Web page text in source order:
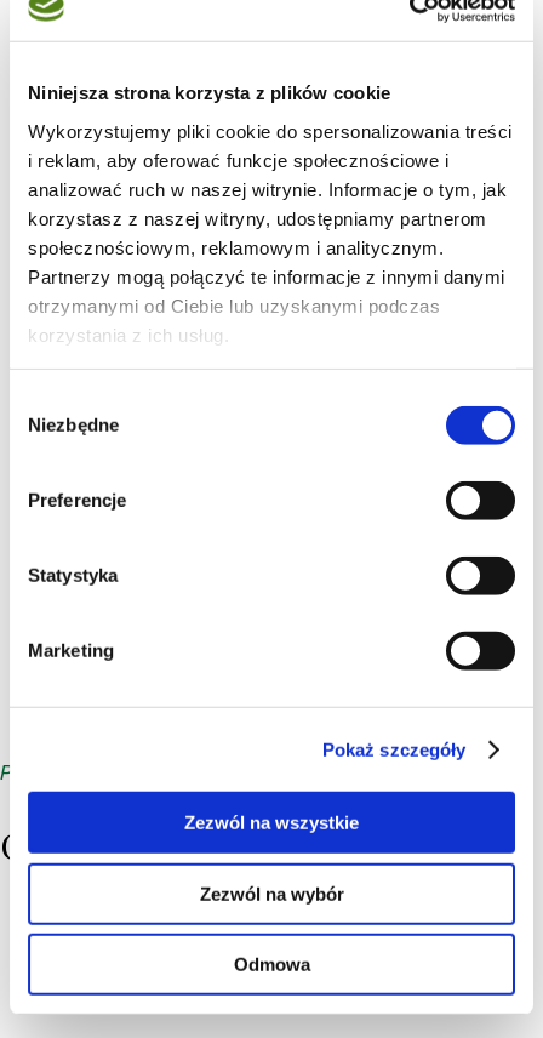
Niniejsza strona korzysta z plików cookie
Wykorzystujemy pliki cookie do spersonalizowania treści
i reklam, aby oferować funkcje społecznościowe i
analizować ruch w naszej witrynie. Informacje o tym, jak
korzystasz z naszej witryny, udostępniamy partnerom
społecznościowym, reklamowym i analitycznym.
Partnerzy mogą połączyć te informacje z innymi danymi
otrzymanymi od Ciebie lub uzyskanymi podczas
korzystania z ich usług.
zgody
Niezbędne
Preferencje
Statystyka
Marketing
Pokaż szczegóły
Zezwól na wszystkie
Zezwól na wybór
Odmowa
Pokaż całą listę
Ostatnio dodane do ulubionych